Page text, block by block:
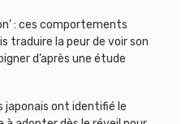
: ces comportements
traduire la peur de voir son
d’après une étude
japonais ont identifié le